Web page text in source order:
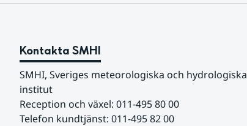
Kontakta SMHI
SMHI, Sveriges meteorologiska och hydrologiska
institut
Reception och växel: 011-495 80 00
Telefon kundtjänst: 011-495 82 00